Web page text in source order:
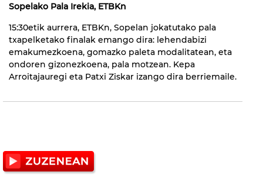
Sopelako Pala Irekia, ETBKn
15:30etik aurrera, ETBKn, Sopelan jokatutako pala
txapelketako finalak emango dira: lehendabizi
emakumezkoena, gomazko paleta modalitatean, eta
ondoren gizonezkoena, pala motzean. Kepa
Arroitajauregi eta Patxi Ziskar izango dira berriemaile.